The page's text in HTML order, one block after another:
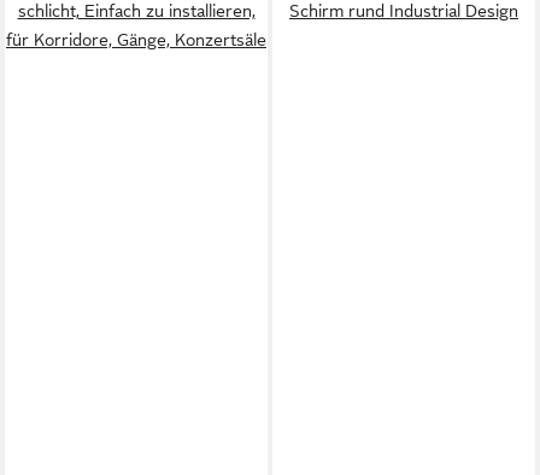
schlicht, Einfach zu installieren,
für Korridore, Gänge, Konzertsäle
Schirm rund Industrial Design